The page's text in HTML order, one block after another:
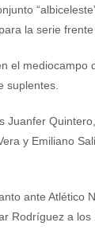
la serie
el
suplentes.
y Emiliano
ante Atlético
Rodríguez a